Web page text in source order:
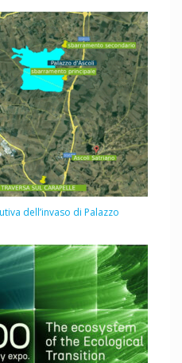
dell’invaso di Palazzo